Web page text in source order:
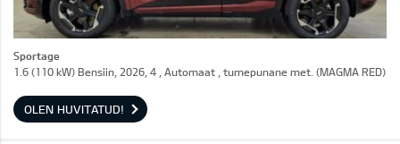
Sportage
1.6 (110 kW) Bensiin, 2026, 4 , Automaat , tumepunane met. (MAGMA RED)
OLEN HUVITATUD!